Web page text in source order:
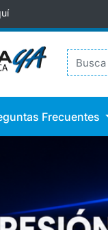
Frecuentes
Frecuentes